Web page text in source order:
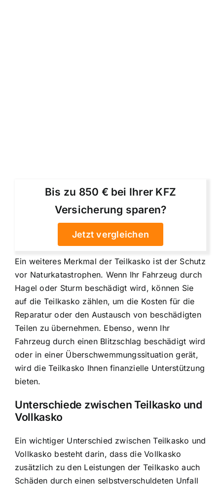
Bis zu 850 € bei Ihrer KFZ
Versicherung sparen?
Jetzt vergleichen
Ein weiteres Merkmal der Teilkasko ist der Schutz
vor Naturkatastrophen. Wenn Ihr Fahrzeug durch
Hagel oder Sturm beschädigt wird, können Sie
auf die Teilkasko zählen, um die Kosten für die
Reparatur oder den Austausch von beschädigten
Teilen zu übernehmen. Ebenso, wenn Ihr
Fahrzeug durch einen Blitzschlag beschädigt wird
oder in einer Überschwemmungssituation gerät,
wird die Teilkasko Ihnen finanzielle Unterstützung
bieten.
Unterschiede zwischen Teilkasko und
Vollkasko
Ein wichtiger Unterschied zwischen Teilkasko und
Vollkasko besteht darin, dass die Vollkasko
zusätzlich zu den Leistungen der Teilkasko auch
Schäden durch einen selbstverschuldeten Unfall